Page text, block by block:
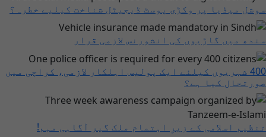
سوشل میڈیا پر وکڑی پوسٹ ڈیجیٹل شناخت کیلیے خطرہ؟
سندھ میں گاڑیوں کی انشورنس لازمی قرار
400 شہریوں کیلئے ایک پولیس اہلکار لازمی، کراچی میں
صورتحال کیا ہے؟
تنظیم اسلامی کے زیرِ اہتمام ملک گیر آگاہی مہم!